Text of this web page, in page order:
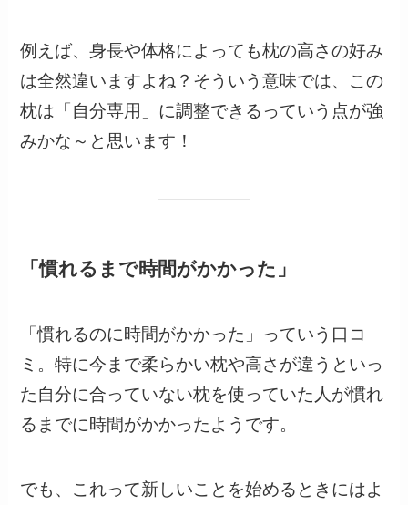
例えば、身長や体格によっても枕の高さの好み
は全然違いますよね？そういう意味では、この
枕は「自分専用」に調整できるっていう点が強
みかな～と思います！
「慣れるまで時間がかかった」
「慣れるのに時間がかかった」っていう口コ
ミ。特に今まで柔らかい枕や高さが違うといっ
た自分に合っていない枕を使っていた人が慣れ
るまでに時間がかかったようです。
でも、これって新しいことを始めるときにはよ